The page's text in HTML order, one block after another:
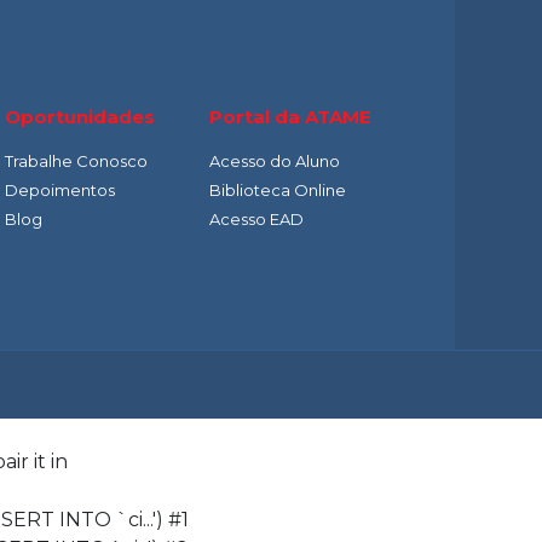
Oportunidades
Trabalhe Conosco
Depoimentos
Blog
Portal da ATAME
Acesso do Aluno
Biblioteca Online
Acesso EAD
it in
INTO `ci...') #1